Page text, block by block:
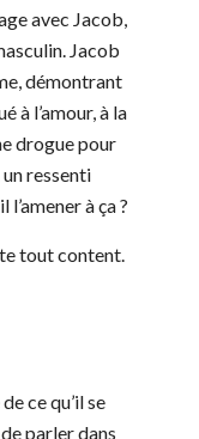
avec Jacob,
Jacob
démontrant
à l’amour, à la
drogue pour
ressenti
à ça ?
tout content.
ce qu’il se
parler dans